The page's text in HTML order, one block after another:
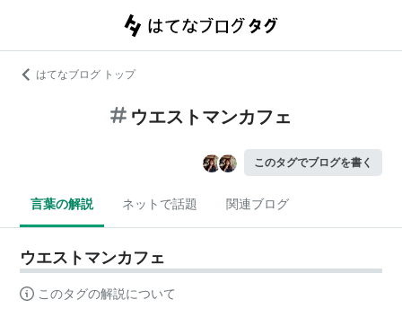
はてなブログ トップ
ウエストマンカフェ
このタグでブログを書く
言葉の解説 ネットで話題 関連ブログ
ウエストマンカフェ
このタグの解説について